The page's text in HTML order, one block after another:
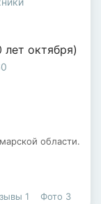
октября)
области.
1 Фото 3